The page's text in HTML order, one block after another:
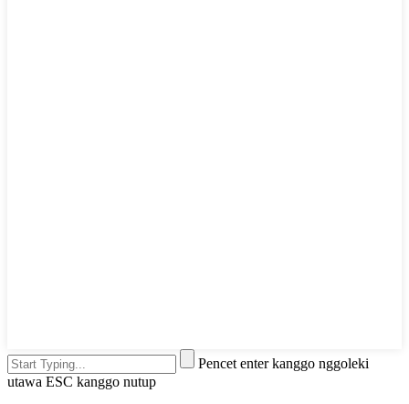
Pencet enter kanggo nggoleki
utawa ESC kanggo nutup